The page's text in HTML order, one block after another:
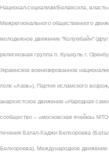
Национал-социализм/Белаясила,
Межрегионального общественного
молодежное движение "Колумбайн"
религиозная группа п. Кушкуль г.
Украинское военизированное
полк «Азов»), Партия исламского
анархистское движение «Народная
сообщество – «московская ячейка»
течения Батал-Хаджи Белхороева
Белхороева), Международное движение